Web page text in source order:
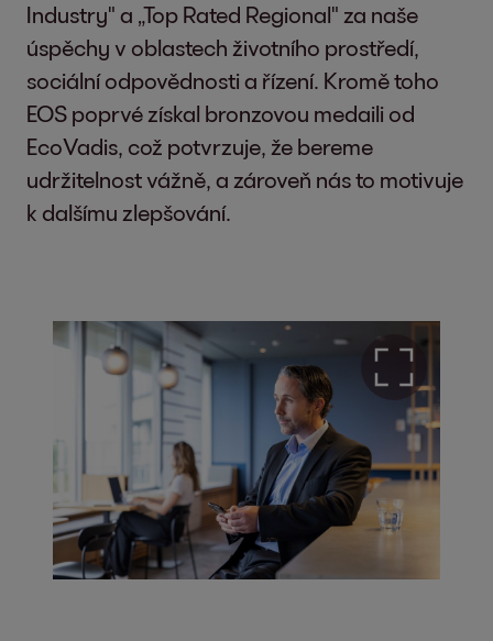
Industry" a „Top Rated Regional" za naše
úspěchy v oblastech životního prostředí,
sociální odpovědnosti a řízení. Kromě toho
EOS poprvé získal bronzovou medaili od
EcoVadis, což potvrzuje, že bereme
udržitelnost vážně, a zároveň nás to motivuje
k dalšímu zlepšování.